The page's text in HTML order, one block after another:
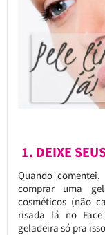
1. DEIXE
Quando
comprar uma
cosméticos (não
risada lá no
geladeira só pra